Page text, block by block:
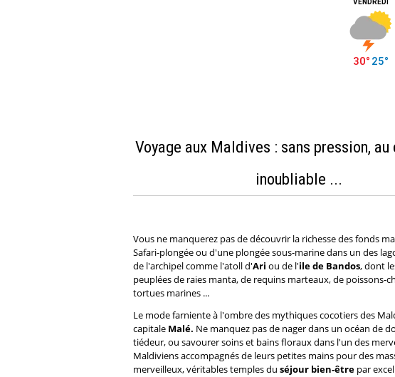
Voyage aux Maldives : sans pression,
inoubliable ...
Vous ne manquerez pas de découvrir la richesse des fonds
Safari-plongée ou d'une plongée sous-marine dans un des
de l'archipel comme l'atoll d'Ari ou de l'ile de Bandos, dont
peuplées de raies manta, de requins marteaux, de poissons-
tortues marines ...
Le mode farniente à l'ombre des mythiques cocotiers des
capitale Malé. Ne manquez pas de nager dans un océan de
tiédeur, ou savourer soins et bains floraux dans l'un des
Maldiviens accompagnés de leurs petites mains pour des
merveilleux, véritables temples du séjour bien-être par